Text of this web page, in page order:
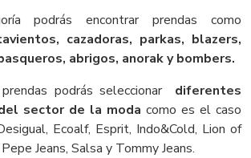
podrás encontrar prendas como
cazadoras, parkas, blazers,
abrigos, anorak y bombers.
podrás seleccionar diferentes
sector de la moda como es el caso
Ecoalf, Esprit, Indo&Cold, Lion of
Jeans, Salsa y Tommy Jeans.